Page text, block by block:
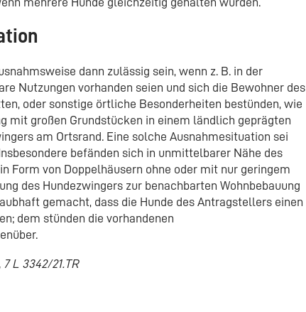
dann zulässig sein, wenn z. B. in der
Nutzungen vorhanden seien und sich die Bewohner des
oder sonstige örtliche Besonderheiten bestünden, wie
mit großen Grundstücken in einem ländlich geprägten
am Ortsrand. Eine solche Ausnahmesituation sei
befänden sich in unmittelbarer Nähe des
Form von Doppelhäusern ohne oder mit nur geringem
des Hundezwingers zur benachbarten Wohnbebauung
gemacht, dass die Hunde des Antragstellers einen
dem stünden die vorhandenen
7 L 3342/21.TR